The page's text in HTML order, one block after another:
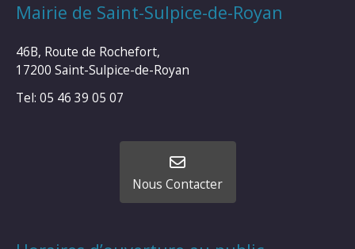
Mairie de Saint-Sulpice-de-Royan
46B, Route de Rochefort,
17200 Saint-Sulpice-de-Royan
Tel: 05 46 39 05 07
Nous Contacter